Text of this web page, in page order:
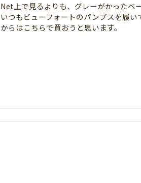
Net上で見るよりも、グレーがかったベ
いつもビューフォートのパンプスを履
からはこちらで買おうと思います。